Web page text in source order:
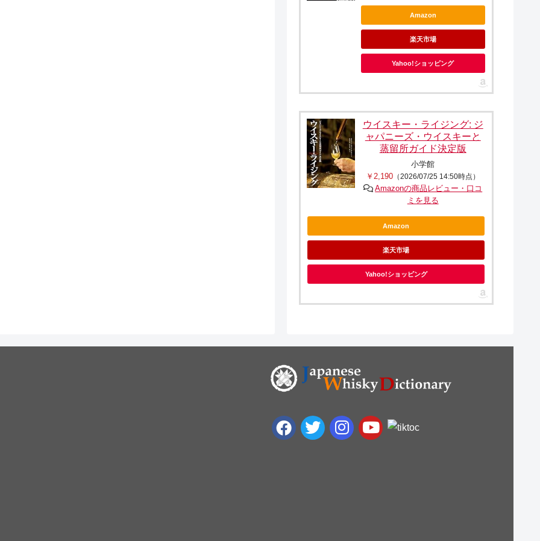
Amazon
楽天市場
Yahoo!ショッピング
ウイスキー・ライジング: ジ
ャパニーズ・ウイスキーと
蒸留所ガイド決定版
小学館
￥2,190 （2026/07/25 14:50時点）
Amazonの商品レビュー・口コ
ミを見る
Amazon
楽天市場
Yahoo!ショッピング